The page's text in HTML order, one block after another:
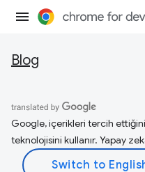
Blog
Google, içerikleri tercih
teknolojisini kullanır. Yapay